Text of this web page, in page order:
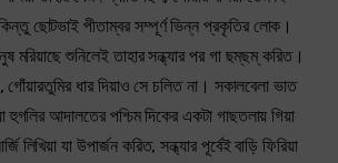
ছোটভাই পীতাম্বর সম্পূর্ণ ভিন্ন প্রকৃতির লোক।
মরিয়াছে শুনিলেই তাহার সন্ধ্যার পর গা ছম্‌ছম্ করিত।
ধার দিয়াও সে চলিত না। সকালবেলা ভাত
হুগলির আদালতের পশ্চিম দিকের একটা গাছতলায় গিয়া
লিখিয়া যা উপার্জন করিত, সন্ধ্যার পূর্বেই বাড়ি ফিরিয়া